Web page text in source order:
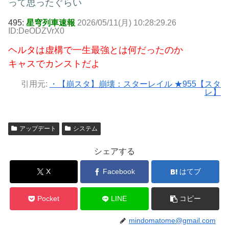
って思ったぐらい
495: 星穹列車速報 2026/05/11(月) 10:28:29.26
ID:DeODZVrX0
ヘルタは虚構で一生最強とは何だったのか
キャスでカンストだよ
引用元:
・【崩スタ】崩壊：スターレイル ★955【スタ
レ】
アップデート システム
シェアする
X Facebook はてブ
Pocket LINE コピー
mindomatome@gmail.com